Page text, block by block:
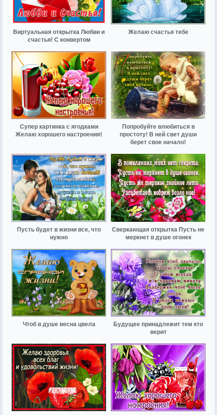
Виртуальная открытка Любви и
счастья! С конвертом
Желаю счастья тебе
Супер картинка с ягодками
Желаю хорошего настроения!
Попробуйте влюбиться в
простоту! В ней свет души
берет свое начало!
Пусть будет в жизни все, что
нужно
Сверкающая открытка Пусть не
меркнет в душе огонек
Чтоб в душе весна цвела
Будущее принадлежит тем кто
верит